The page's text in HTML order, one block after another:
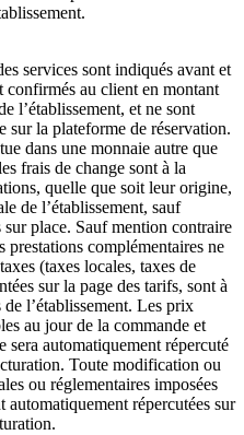
services sont indiqués avant et
au client en montant
l’établissement, et ne sont
sur la plateforme de réservation.
dans une monnaie autre que
frais de change sont à la
quelle que soit leur origine,
de l’établissement, sauf
place. Sauf mention contraire
prestations complémentaires ne
(taxes locales, taxes de
sur la page des tarifs, sont à
l’établissement. Les prix
au jour de la commande et
automatiquement répercuté
Toute modification ou
ou réglementaires imposées
automatiquement répercutées sur